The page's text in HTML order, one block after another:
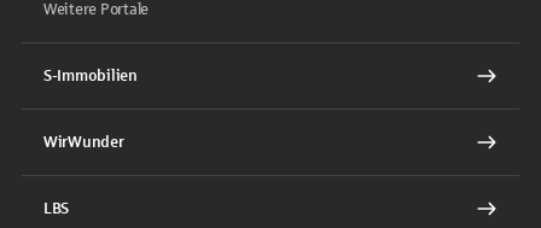
Weitere Portale
S-Immobilien
WirWunder
LBS